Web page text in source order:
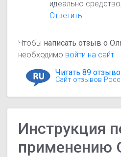
идеально
Ответить
Чтобы написать отзыв о
необходимо войти на сайт
Читать 89
Сайт отзывов
Инструкция
применению